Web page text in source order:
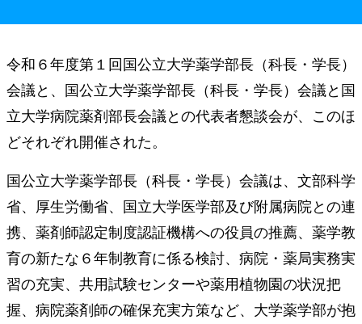
令和６年度第１回国公立大学薬学部長（科長・学長）
会議と、国公立大学薬学部長（科長・学長）会議と国
立大学病院薬剤部長会議との代表者懇談会が、このほ
どそれぞれ開催された。
国公立大学薬学部長（科長・学長）会議は、文部科学
省、厚生労働省、国立大学医学部及び附属病院との連
携、薬剤師認定制度認証機構への役員の推薦、薬学教
育の新たな６年制教育に係る検討、病院・薬局実務実
習の充実、共用試験センターや薬用植物園の状況把
握、病院薬剤師の確保充実方策など、大学薬学部が抱